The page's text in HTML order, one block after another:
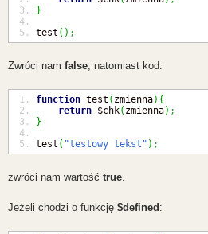
}
test ( ) ;
Zwróci nam false, natomiast kod:
function test ( zmienna) {
return $chk( zmienna) ;
}
test ( "testowy tekst" ) ;
zwróci nam wartość true.
Jeżeli chodzi o funkcję $defined :